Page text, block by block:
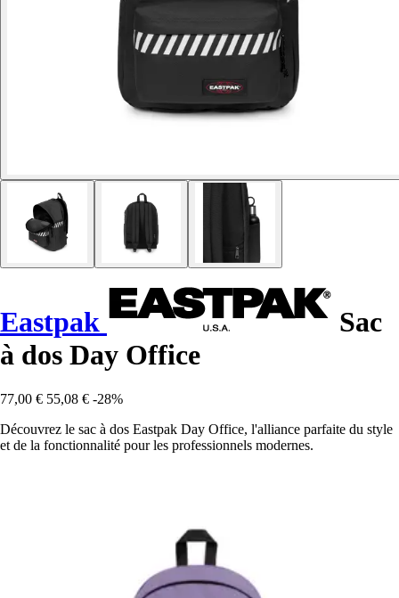
Eastpak
Sac
à dos Day Office
77,00 € 55,08 € -28%
Découvrez le sac à dos Eastpak Day Office, l'alliance parfaite du style
et de la fonctionnalité pour les professionnels modernes.